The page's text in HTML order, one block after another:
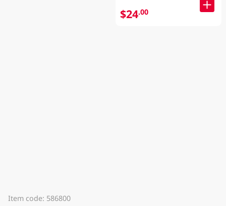
$24.00
Item code: 586800